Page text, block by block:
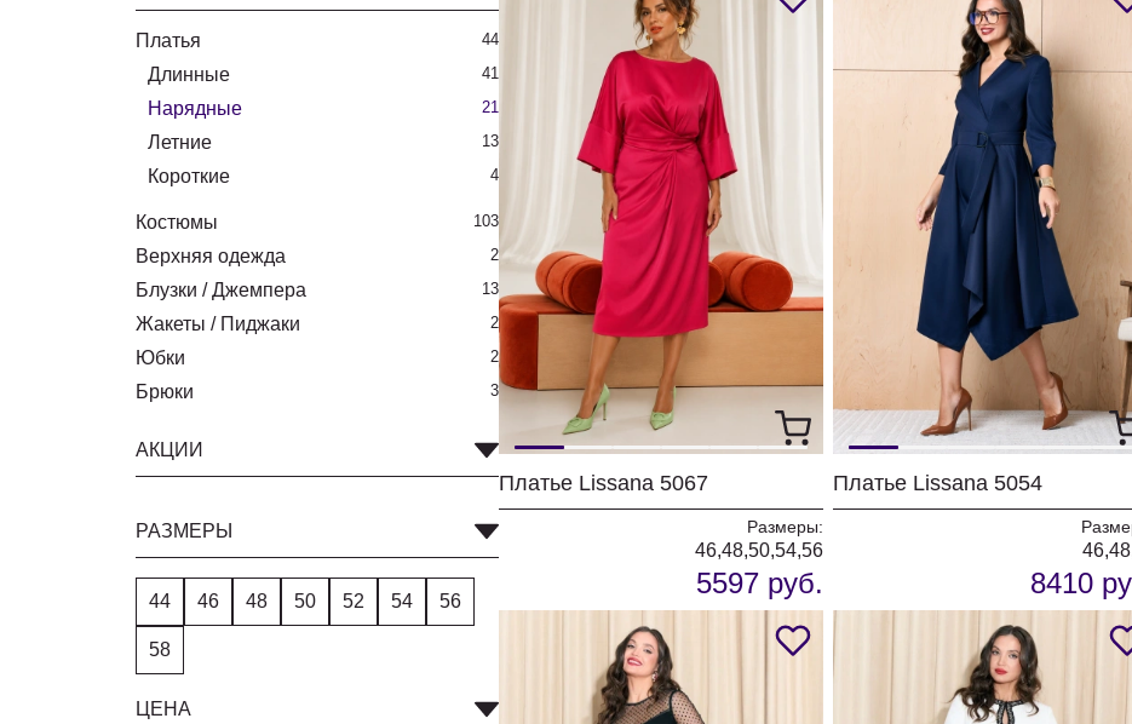
Платья 44
Длинные 41
Нарядные 21
Летние 13
Короткие 4
Костюмы 103
Верхняя одежда 2
Блузки / Джемпера 13
Жакеты / Пиджаки 2
Юбки 2
Брюки 3
АКЦИИ
РАЗМЕРЫ
44 46 48 50 52 54 56
58
ЦЕНА
Платье Lissana 5067
Размеры:
46,48,50,54,56
5597 руб.
Платье Lissana 5054
8410